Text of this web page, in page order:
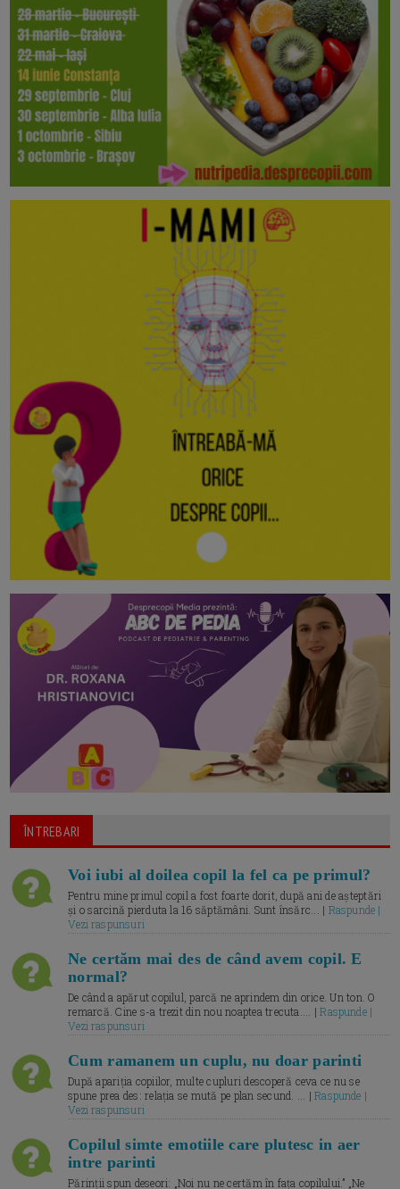
ÎNTREBARI
Voi iubi al doilea copil la fel ca pe primul?
Pentru mine primul copil a fost foarte dorit, după ani de așteptări
și o sarcină pierduta la 16 săptămâni. Sunt însărc... | Raspunde |
Vezi raspunsuri
Ne certăm mai des de când avem copil. E
normal?
De când a apărut copilul, parcă ne aprindem din orice. Un ton. O
remarcă. Cine s-a trezit din nou noaptea trecuta.... |Raspunde |
Vezi raspunsuri
Cum ramanem un cuplu, nu doar parinti
După apariția copiilor, multe cupluri descoperă ceva ce nu se
spune prea des: relația se mută pe plan secund. ... |Raspunde |
Vezi raspunsuri
Copilul simte emotiile care plutesc in aer
intre parinti
Părinții spun deseori: „Noi nu ne certăm în fața copilului.” „Ne